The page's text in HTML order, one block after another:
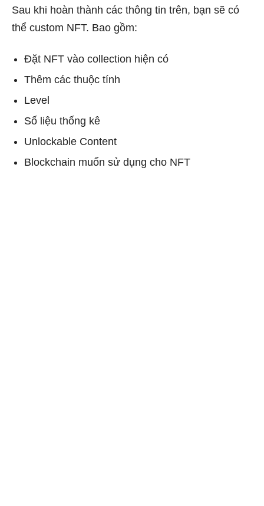
Sau khi hoàn thành các thông tin trên, bạn sẽ có
thể custom NFT. Bao gồm:
Đặt NFT vào collection hiện có
Thêm các thuộc tính
Level
Số liệu thống kê
Unlockable Content
Blockchain muốn sử dụng cho NFT